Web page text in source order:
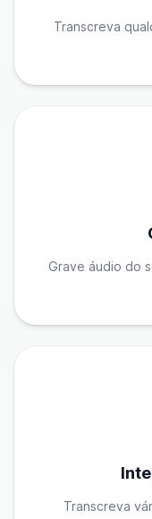
Transcreva
Grave áudio do
Transcreva